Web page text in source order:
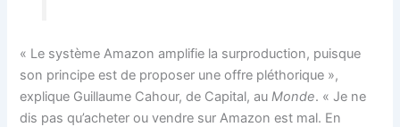
« Le système Amazon amplifie la surproduction, puisque
son principe est de proposer une offre pléthorique »,
explique Guillaume Cahour, de Capital, au Monde. « Je ne
dis pas qu’acheter ou vendre sur Amazon est mal. En